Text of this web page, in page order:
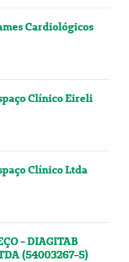
Cardiológicos
Clínico Eireli
Clínico Ltda
- DIAGITAB
(54003267-5)